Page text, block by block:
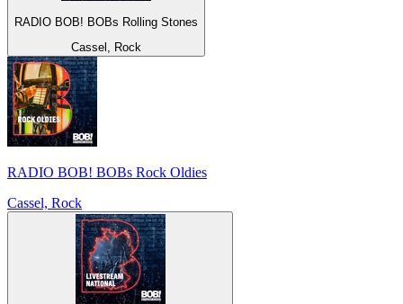
RADIO BOB! BOBs Rolling Stones
Cassel, Rock
RADIO BOB! BOBs Rock Oldies
Cassel, Rock